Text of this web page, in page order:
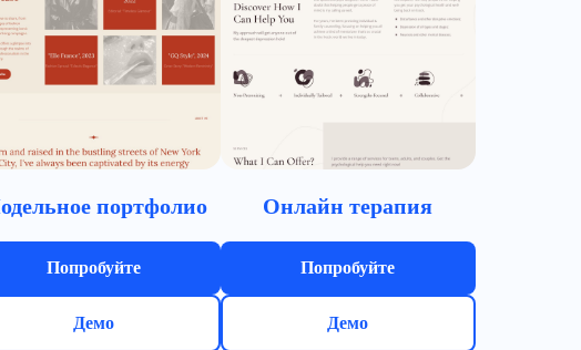
портфолио
Попробуйте
Демо
Онлайн терапия
Попробуйте
Демо